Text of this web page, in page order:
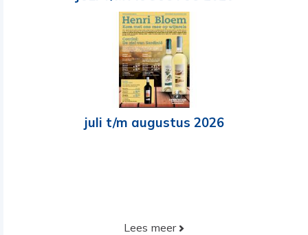
juli t/m augustus 2026
Lees meer